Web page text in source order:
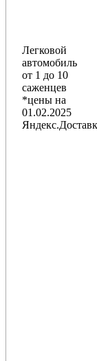
Легковой
автомобиль
от 1 до 10
саженцев
*цены на
01.02.2025